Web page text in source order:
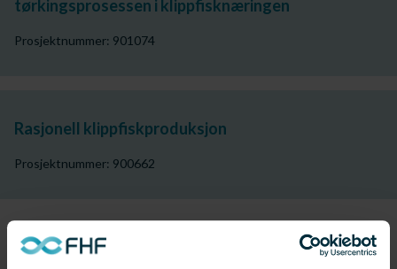
tørkingsprosessen i klippfisknæringen
Prosjektnummer: 901074
Rasjonell klippfiskproduksjon
Prosjektnummer: 900662